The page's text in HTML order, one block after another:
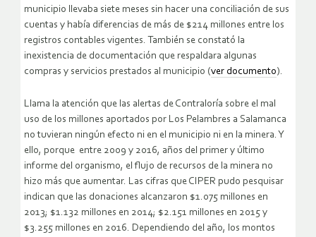
municipio llevaba siete meses sin hacer una conciliación de sus
cuentas y había diferencias de más de $214 millones entre los
registros contables vigentes. También se constató la
inexistencia de documentación que respaldara algunas
compras y servicios prestados al municipio (ver documento).
Llama la atención que las alertas de Contraloría sobre el mal
uso de los millones aportados por Los Pelambres a Salamanca
no tuvieran ningún efecto ni en el municipio ni en la minera. Y
ello, porque entre 2009 y 2016, años del primer y último
informe del organismo, el flujo de recursos de la minera no
hizo más que aumentar. Las cifras que CIPER pudo pesquisar
indican que las donaciones alcanzaron $1.075 millones en
2013; $1.132 millones en 2014; $2.151 millones en 2015 y
$3.255 millones en 2016. Dependiendo del año, los montos